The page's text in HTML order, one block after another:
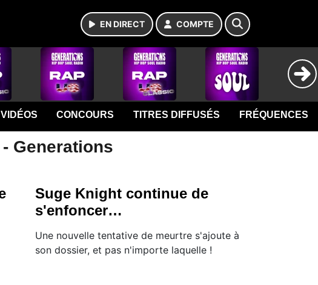
EN DIRECT COMPTE
VIDÉOS CONCOURS TITRES DIFFUSÉS FRÉQUENCES
Generations
Suge Knight continue de
s'enfoncer…
Une nouvelle tentative de meurtre s'ajoute à
son dossier, et pas n'importe laquelle !